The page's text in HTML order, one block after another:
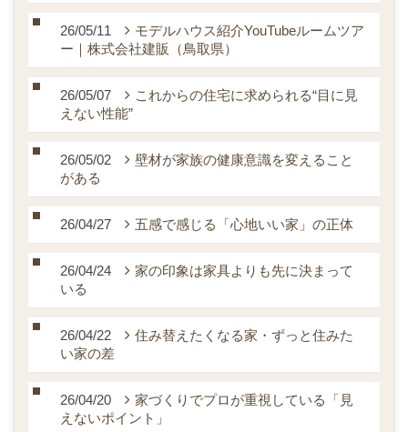
26/05/11
モデルハウス紹介YouTubeルームツア
ー｜株式会社建販（鳥取県）
26/05/07
これからの住宅に求められる“目に見
えない性能”
26/05/02
壁材が家族の健康意識を変えること
がある
26/04/27 五感で感じる「心地いい家」の正体
26/04/24
家の印象は家具よりも先に決まって
いる
26/04/22
住み替えたくなる家・ずっと住みた
い家の差
26/04/20
家づくりでプロが重視している「見
えないポイント」